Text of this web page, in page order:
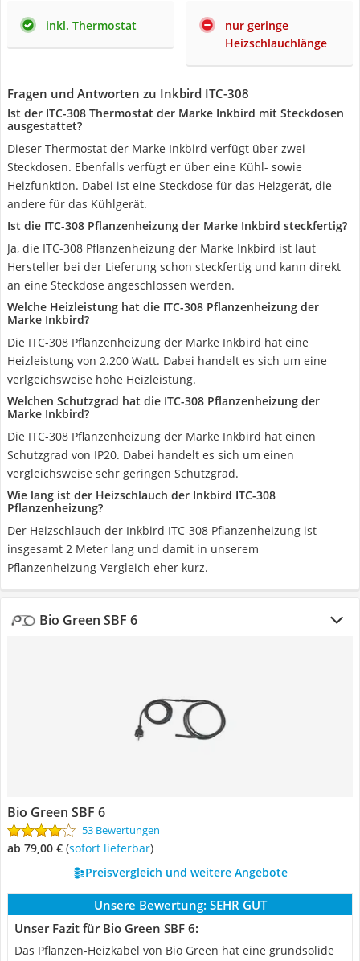
inkl. Thermostat
nur geringe
Heizschlauchlänge
Fragen und Antworten zu Inkbird ITC-308
Ist der ITC-308 Thermostat der Marke Inkbird mit Steckdosen
ausgestattet?
Dieser Thermostat der Marke Inkbird verfügt über zwei
Steckdosen. Ebenfalls verfügt er über eine Kühl- sowie
Heizfunktion. Dabei ist eine Steckdose für das Heizgerät, die
andere für das Kühlgerät.
Ist die ITC-308 Pflanzenheizung der Marke Inkbird steckfertig?
Ja, die ITC-308 Pflanzenheizung der Marke Inkbird ist laut
Hersteller bei der Lieferung schon steckfertig und kann direkt
an eine Steckdose angeschlossen werden.
Welche Heizleistung hat die ITC-308 Pflanzenheizung der
Marke Inkbird?
Die ITC-308 Pflanzenheizung der Marke Inkbird hat eine
Heizleistung von 2.200 Watt. Dabei handelt es sich um eine
verlgeichsweise hohe Heizleistung.
Welchen Schutzgrad hat die ITC-308 Pflanzenheizung der
Marke Inkbird?
Die ITC-308 Pflanzenheizung der Marke Inkbird hat einen
Schutzgrad von IP20. Dabei handelt es sich um einen
vergleichsweise sehr geringen Schutzgrad.
Wie lang ist der Heizschlauch der Inkbird ITC-308
Pflanzenheizung?
Der Heizschlauch der Inkbird ITC-308 Pflanzenheizung ist
insgesamt 2 Meter lang und damit in unserem
Pflanzenheizung-Vergleich eher kurz.
Bio Green SBF 6
Bio Green SBF 6
53 Bewertungen
ab 79,00 € ( Sofort lieferbar)
Preisvergleich und weitere Angebote
Unsere Bewertung: SEHR GUT
Unser Fazit für Bio Green SBF 6:
Das Pflanzen-Heizkabel von Bio Green hat eine grundsolide